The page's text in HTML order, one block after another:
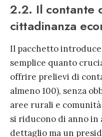
2.2. Il contante
cittadinanza
Il pacchetto
semplice quanto
offrire prelievi di
almeno 100), senza
aree rurali e
si riducono di anno in
dettaglio ma un